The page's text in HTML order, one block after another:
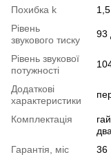
Похибка k
Рівень
звукового тиску
93
Рівень звукової
потужності
Додаткові
характеристики
Комплектація
Гарантія, міс
36